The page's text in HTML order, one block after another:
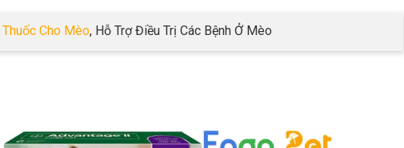
Thuốc Cho Mèo, Hỗ Trợ Điều Trị Các Bệnh Ở Mèo